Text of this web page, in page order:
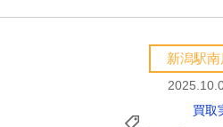
新潟駅南
買取